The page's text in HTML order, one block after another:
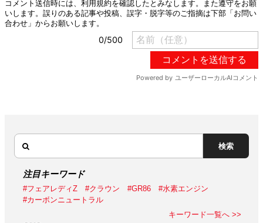
検索
注目キーワード
#フェアレディZ #クラウン #GR86
#水素エンジン
#カーボンニュートラル
キーワード一覧へ >>